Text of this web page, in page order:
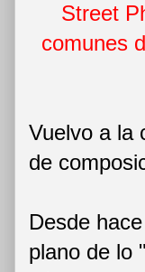
Street
comunes
Vuelvo a la
de
Desde
plano de lo